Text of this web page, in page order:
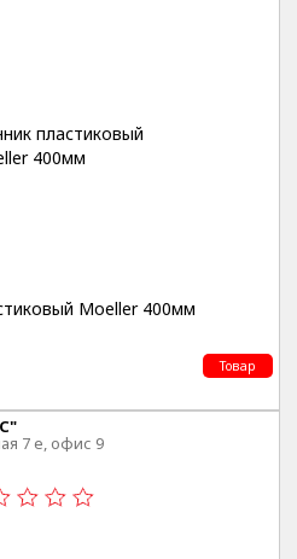
Moeller 400мм
Товар
7 е, офис 9